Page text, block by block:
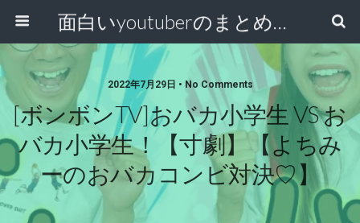
面白いyoutuberのまとめ動画
2022年7月29日 • No Comments
[ボンボンTV]おバカ小学生 VS お
バカ小学生！【寸劇】【よちみ
ーのおバカコンビ対決♡】